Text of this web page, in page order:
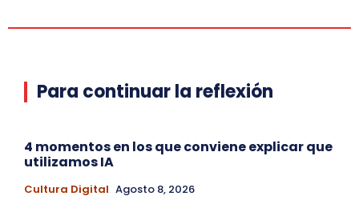
Para continuar la reflexión
4 momentos en los que conviene explicar que
utilizamos IA
Cultura Digital Agosto 8, 2026